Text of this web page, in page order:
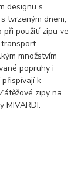
designu s
tvrzeným dnem,
při použití zipu ve
transport
množstvím
popruhy i
k
zipy na
MIVARDI.